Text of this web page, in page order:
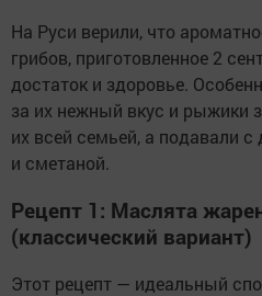
На Руси верили, что
грибов, приготовленное 2
достаток и здоровье.
за их нежный вкус и рыжики
их всей семьей, а подавали
и сметаной.
Рецепт 1: Маслята
(классический вариант)
Этот рецепт — идеальный